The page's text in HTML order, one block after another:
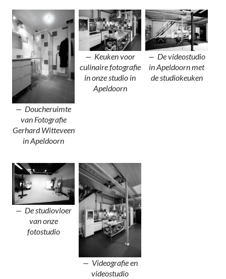
Doucheruimte
van Fotografie
Gerhard Witteveen
in Apeldoorn
Keuken voor
culinaire fotografie
in onze studio in
Apeldoorn
De videostudio
in Apeldoorn met
de studiokeuken
De studiovloer
van onze
fotostudio
Videografie en
videostudio